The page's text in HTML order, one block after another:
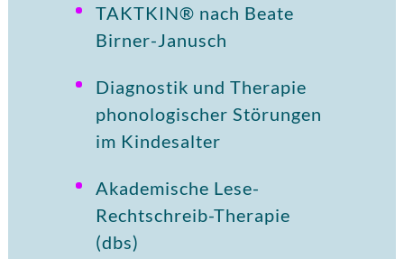
TAKTKIN® nach Beate
Birner-Janusch
Diagnostik und Therapie
phonologischer Störungen
im Kindesalter
Akademische Lese-
Rechtschreib-Therapie
(dbs)